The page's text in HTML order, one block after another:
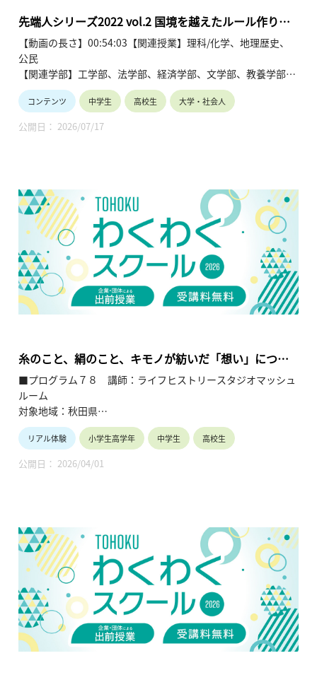
つ持続可能な未来を切り拓く力になるというメッセージを中高
生へ送っています。
先端人シリーズ2022 vol.2 国境を越えたルール作りを
実現する秘訣は何か？
【動画の長さ】00:54:03【関連授業】理科/化学、地理歴史、
公民
【関連学部】工学部、法学部、経済学部、文学部、教養学部
講師：玉井克哉
科学技術はしばしば社会に大きな変革をもたらし、時には世界
つつあった肥料資源の問題を解決し、食糧問題の解決に大きく
貢献した技術として知られています。他方、ハーバー・ボッシ
ュ法は弾薬の大量生産をも可能にし、これは第一次世界大戦に
おける「総力戦」へつながりました。現代においては、米中冷
戦やウクライナ侵攻をきっかけに経済安全保障の問題が新たに
存在感を強めてきています。世界情勢は今後もめまぐるしく変
化することが予想される中、グローバルな枠組みにおいてどの
ように世界を捉えていくべきかについて示唆を提示していま
コンテンツ 中学生 高校生 大学・社会人
公開日： 2026/07/17
糸のこと、絹のこと、キモノが紡いだ「想い」につい
て
■プログラム７８ 講師：ライフヒストリースタジオマッシュ
ルーム
対象地域：秋田県
【テ ー マ】
糸のこと、綿のこと、キモノが紡いだ「想い」について
・東北でも育てられる「綿」の生育や歴史（綿花の「種とり＆
糸巻」知見ワークショップ）
・着物に込められた文化や想いとは（着物の歴史と着物リメイ
クファッションショー体験）
【TOHOKUわくわくスクール】主催：公益財団法人東北活性化
研究センター（https://www.kasseiken.jp/）
東北6県ならびに新潟県の小学生・中学生・高校生を対象と
リアル体験 小学生高学年 中学生 高校生
公開日： 2026/04/01